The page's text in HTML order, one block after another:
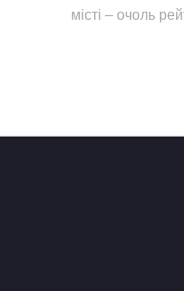
місті – очоль